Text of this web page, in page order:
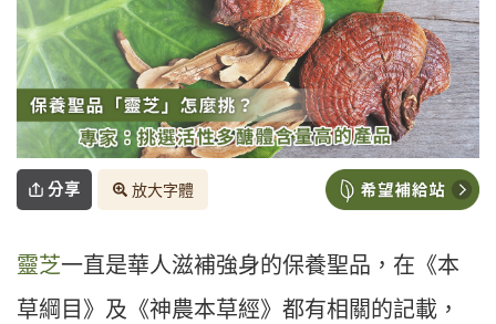
分享 放大字體
靈芝一直是華人滋補強身的保養聖品，在《本
草綱目》及《神農本草經》都有相關的記載，